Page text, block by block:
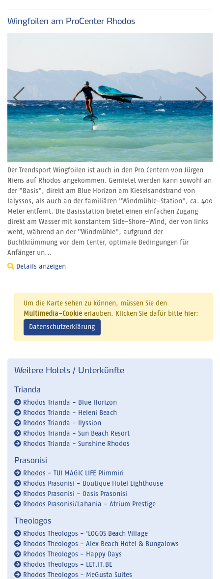
Wingfoilen am ProCenter Rhodos
Der Trendsport Wingfoilen ist auch in den Pro Centern von Jürgen
Niens auf Rhodos angekommen. Gemietet werden kann sowohl an
der "Basis", direkt am Blue Horizon am Kieselsandstrand von
Ialyssos, als auch an der familiären "Windmühle-Station", ca. 400
Meter entfernt. Die Basisstation bietet einen einfachen Zugang
direkt am Wasser mit konstantem Side-Shore-Wind, der von links
weht, während an der "Windmühle", aufgrund der
Buchtkrümmung vor dem Center, optimale Bedingungen für
Anfänger un...
Details anzeigen
Um die Karte sehen zu können, müssen Sie den
Multimedia-Cookieerlauben. Klicken Sie dafür bitte hier:
Datenschutzerklärung
Weitere Hotels / Unterkünfte
Trianda
Rhodos Trianda - Blue Horizon
Rhodos Trianda - Heleni Beach
Rhodos Trianda - Ilyssion
Rhodos Trianda - Sun Beach Resort
Rhodos Trianda - Sunshine Rhodos
Prasonisi
Rhodos - TUI MAGIC LIFE Plimmiri
Rhodos Prasonisi - Boutique Hotel Lighthouse
Rhodos Prasonisi - Oasis Prasonisi
Rhodos Prasonisi/Lahania - Atrium Prestige
Theologos
Rhodos Theologos - 'LOGOS Beach Village
Rhodos Theologos - Alex Beach Hotel & Bungalows
Rhodos Theologos - Happy Days
Rhodos Theologos - LET.IT.BE
Rhodos Theologos - MeGusta Suites